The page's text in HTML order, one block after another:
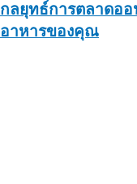
กลยุทธ์การตลาดอ
อาหารของคุณ